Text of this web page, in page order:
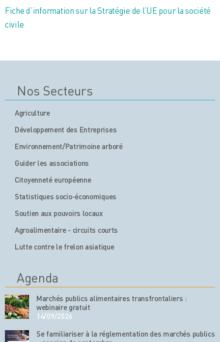
Fiche d’information sur la Stratégie de l’UE pour la société
civile
Nos Secteurs
Agriculture
Développement des Entreprises
Environnement/Patrimoine arboré
Guider les associations
Citoyenneté européenne
Statistiques socio-économiques
Soutien aux pouvoirs locaux
Agroalimentaire - circuits courts
Lutte contre le frelon asiatique
Agenda
Marchés publics alimentaires transfrontaliers :
webinaire gratuit
14/09/2026
Se familiariser à la réglementation des marchés publics